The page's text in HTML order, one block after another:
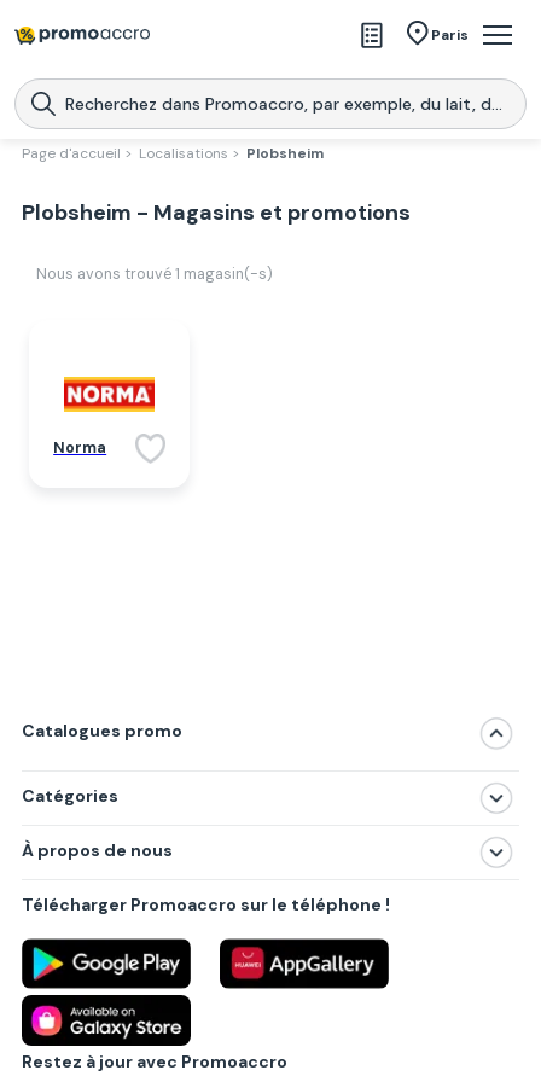
Paris
Magasins
Produits
Promoaccro
l'application
Page d'accueil > Localisations > Plobsheim
Plobsheim - Magasins et promotions
Nous avons trouvé 1 magasin(-s)
Norma
Catalogues promo
Catégories
Produits
Villes principales
À propos de nous
Politique de confidentialité
Règlements
Partenariat B2B
Blog
Contact
Télécharger Promoaccro sur le téléphone !
Restez à jour avec Promoaccro